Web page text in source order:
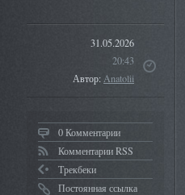
31.05.2026
20:43
Автор:Anatolii
0 Комментарии
Комментарии RSS
Трекбеки
Постоянная ссылка